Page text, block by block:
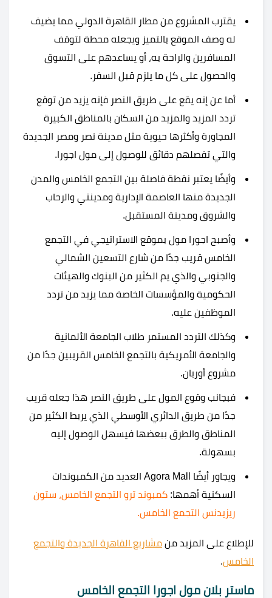
يقترب المشروع من مطار القاهرة الدولي مما يضيف
له وصف الموقع بالتميز ويجعله محطة لتوقف
المسافرين والراحة به، أو يساعدهم على التسوق
والحصول على كل ما يلزم قبل السفر.
أما عن إنه يقع على طريق النصر فإنه يزيد من توقع
تردد المزيد والمزيد من السكان بالمناطق الكبيرة
المجاورة وأكثرها حيوية مثل مدينة نصر ومصر الجديدة
والتي تفصلهم دقائق للوصول إلى مول اجورا.
وأيضًا يعتبر نقطة فاصلة بين التجمع الخامس والمدن
الجديدة منها العاصمة الإدارية ومدينتي والرحاب
والشروق ومدينة المستقبل.
وأصبح اجورا مول بموقع الاستراتيجي في التجمع
الخامس قريب جدًا من شارع التسعين الشمالي
والجنوبي والذي يم الكثير من البنوك والهيئات
الحكومية والمؤسسات الخاصة مما يزيد من تردد
الموظفين عليه.
وكذلك التردد المستمر طلاب الجامعة الألمانية
والجامعة الأمريكية بالتجمع الخامس القريبين جدًا من
مشروع أوربان.
فبجانب وقوع المول على طريق النصر هذا جعله قريب
جدًا من طريق الدائري الأوسطي الذي يربط الكثير من
المناطق والطرق ببعضها فيسهل الوصول إليه
بسهولة.
ويجاور أيضًا Agora Mall العديد من الكمبوندات
السكنية أهمها: كمبوند ترو التجمع الخامس، ستون
ريزيدنس التجمع الخامس.
للإطلاع على المزيد من مشاريع القاهرة الجديدة والتجمع
الخامس.
ماستر بلان مول اجورا التجمع الخامس